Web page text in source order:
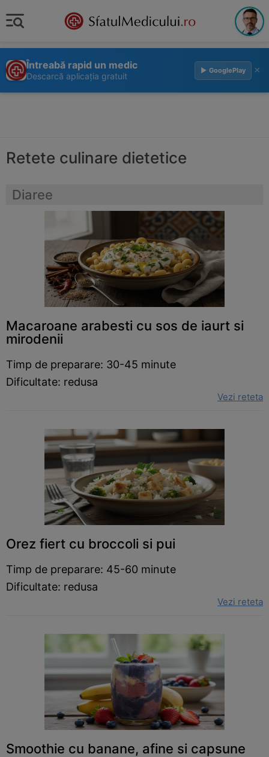
Întreabă rapid un medic
Descarcă aplicația gratuit
▶ GooglePlay ×
Retete culinare dietetice
Diaree
Macaroane arabesti cu sos de iaurt si
mirodenii
Timp de preparare: 30-45 minute
Dificultate: redusa
Vezi reteta
Orez fiert cu broccoli si pui
Timp de preparare: 45-60 minute
Dificultate: redusa
Vezi reteta
Smoothie cu banane, afine si capsune